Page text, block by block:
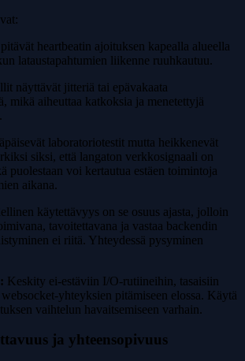
heartbeatin ajoituksen kapealla alueella
lataustapahtumien liikenne ruuhkautuu.
näyttävät jitteriä tai epävakaata
mikä aiheuttaa katkoksia ja menetettyjä
laboratoriotestit mutta heikkenevät
siksi, että langaton verkkosignaali on
puolestaan voi kertautua estäen toimintoja
aikana.
käytettävyys on se osuus ajasta, jolloin
tavoitettavana ja vastaa backendin
ei riitä. Yhteydessä pysyminen
Keskity ei-estäviin I/O-rutiineihin, tasaisiin
yhteyksien pitämiseen elossa. Käytä
vaihtelun havaitsemiseen varhain.
ja yhteensopivuus